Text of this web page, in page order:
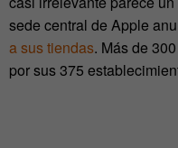
sede central de Apple
a sus tiendas. Más de
por sus 375